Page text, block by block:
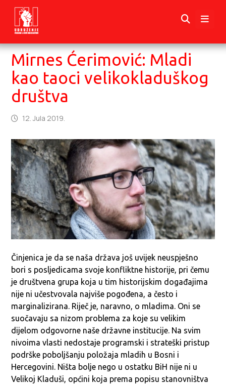
Mirnes Ćerimović: Mladi
kao taoci velikokladuškog
društva
12. Jula 2019.
Činjenica je da se naša država još uvijek neuspješno
bori s posljedicama svoje konfliktne historije, pri čemu
je društvena grupa koja u tim historijskim događajima
nije ni učestvovala najviše pogođena, a često i
marginalizirana. Riječ je, naravno, o mladima. Oni se
suočavaju sa nizom problema za koje su velikim
dijelom odgovorne naše državne institucije. Na svim
nivoima vlasti nedostaje programski i strateški pristup
podrške poboljšanju položaja mladih u Bosni i
Hercegovini. Ništa bolje nego u ostatku BiH nije ni u
Velikoj Kladuši, općini koja prema popisu stanovništva